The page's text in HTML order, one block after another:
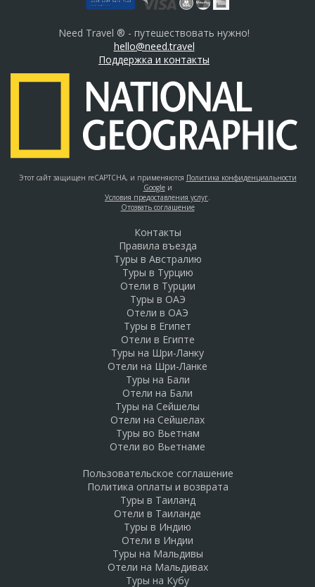
Need Travel ® - путешествовать нужно!
hello@need.travel
Поддержка и контакты
Этот сайт защищен reCAPTCHA, и применяются Политика конфиденциальности
Googleи
Условия предоставления услуг.
Отозвать соглашение
Контакты
Правила въезда
Туры в Австралию
Туры в Турцию
Отели в Турции
Туры в ОАЭ
Отели в ОАЭ
Туры в Египет
Отели в Египте
Туры на Шри-Ланку
Отели на Шри-Ланке
Туры на Бали
Отели на Бали
Туры на Сейшелы
Отели на Сейшелах
Туры во Вьетнам
Отели во Вьетнаме
Пользовательское соглашение
Политика оплаты и возврата
Туры в Таиланд
Отели в Таиланде
Туры в Индию
Отели в Индии
Туры на Мальдивы
Отели на Мальдивах
Туры на Кубу